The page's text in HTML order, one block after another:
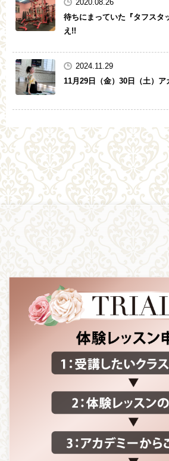
2020.08.26
待ちにまっていた『タフスタ
え!!
2024.11.29
11月29日（金）30日（土）ア